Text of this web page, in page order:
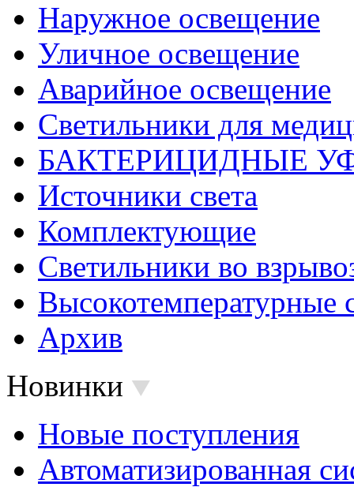
Наружное освещение
Уличное освещение
Аварийное освещение
Светильники для
БАКТЕРИЦИДНЫЕ
Источники света
Комплектующие
Светильники во
Высокотемпературные
Архив
Новинки
Новые поступления
Автоматизированная